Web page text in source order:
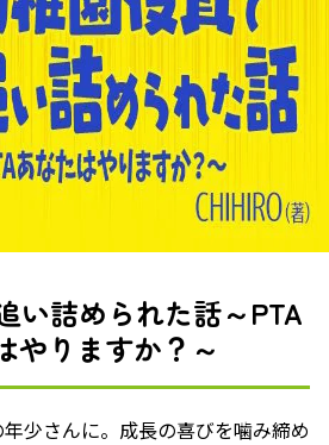
い詰められた話～PTA
やりますか？～
少さんに。成長の喜びを噛み締め